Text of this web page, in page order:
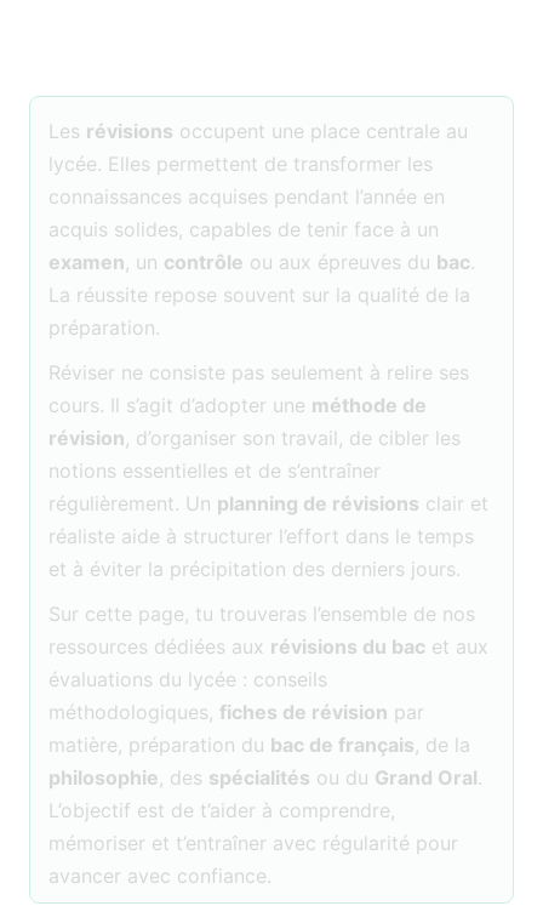
Les révisions occupent une place centrale au
lycée. Elles permettent de transformer les
connaissances acquises pendant l’année en
acquis solides, capables de tenir face à un
examen, un contrôle ou aux épreuves du bac.
La réussite repose souvent sur la qualité de la
préparation.
Réviser ne consiste pas seulement à relire ses
cours. Il s’agit d’adopter une méthode de
révision, d’organiser son travail, de cibler les
notions essentielles et de s’entraîner
régulièrement. Un planning de révisions clair et
réaliste aide à structurer l’effort dans le temps
et à éviter la précipitation des derniers jours.
Sur cette page, tu trouveras l’ensemble de nos
ressources dédiées aux révisions du bac et aux
évaluations du lycée : conseils
méthodologiques, fiches de révision par
matière, préparation du bac de français, de la
philosophie, des spécialités ou du Grand Oral.
L’objectif est de t’aider à comprendre,
mémoriser et t’entraîner avec régularité pour
avancer avec confiance.